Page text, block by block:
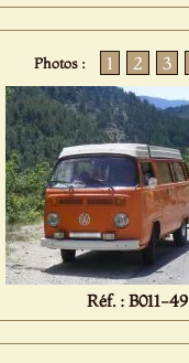
Photos : 1 2 3
Réf. : B011-49